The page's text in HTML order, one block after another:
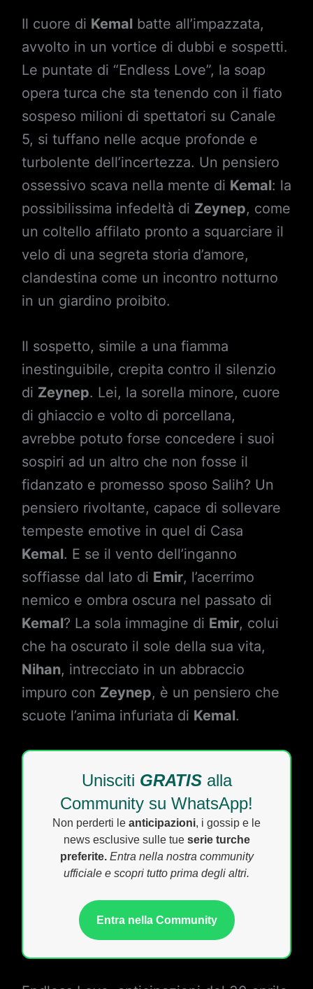
Il cuore di Kemal batte all’impazzata,
avvolto in un vortice di dubbi e sospetti.
Le puntate di “Endless Love”, la soap
opera turca che sta tenendo con il fiato
sospeso milioni di spettatori su Canale
5, si tuffano nelle acque profonde e
turbolente dell’incertezza. Un pensiero
ossessivo scava nella mente di Kemal: la
possibilissima infedeltà di Zeynep, come
un coltello affilato pronto a squarciare il
velo di una segreta storia d’amore,
clandestina come un incontro notturno
in un giardino proibito.
Il sospetto, simile a una fiamma
inestinguibile, crepita contro il silenzio
di Zeynep. Lei, la sorella minore, cuore
di ghiaccio e volto di porcellana,
avrebbe potuto forse concedere i suoi
sospiri ad un altro che non fosse il
fidanzato e promesso sposo Salih? Un
pensiero rivoltante, capace di sollevare
tempeste emotive in quel di Casa
Kemal. E se il vento dell’inganno
soffiasse dal lato di Emir, l’acerrimo
nemico e ombra oscura nel passato di
Kemal? La sola immagine di Emir, colui
che ha oscurato il sole della sua vita,
Nihan, intrecciato in un abbraccio
impuro con Zeynep, è un pensiero che
scuote l’anima infuriata di Kemal.
Unisciti GRATISalla
Community su WhatsApp!
Non perderti le anticipazioni, i gossip e le
news esclusive sulle tue serie turche
preferite. Entra nella nostra community
ufficiale e scopri tutto prima degli altri.
Entra nella Community